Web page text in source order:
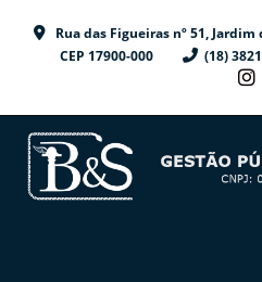
Rua das Figueiras nº 51, Jardim
CEP 17900-000
(18)